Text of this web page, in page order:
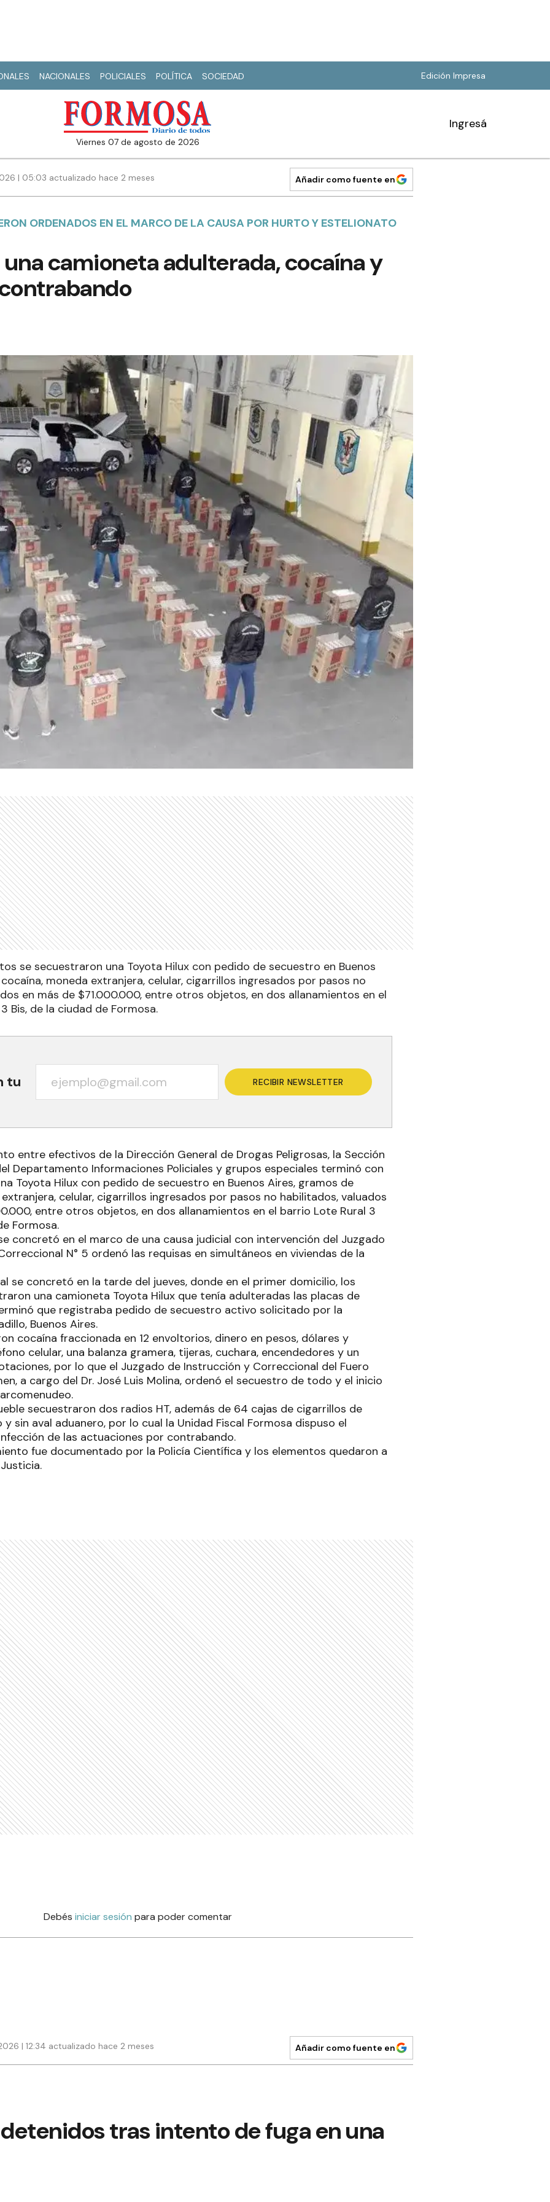
NACIONALES POLICIALES POLÍTICA SOCIEDAD Edición Impresa
viernes 07 de agosto de 2026
Ingresá
| 05:03 actualizado hace 2 meses Añadir como fuente en
ORDENADOS EN EL MARCO DE LA CAUSA POR HURTO Y ESTELIONATO
camioneta adulterada, cocaína y
se secuestraron una Toyota Hilux con pedido de secuestro en Buenos
moneda extranjera, celular, cigarrillos ingresados por pasos no
en más de $71.000.000, entre otros objetos, en dos allanamientos en el
Bis, de la ciudad de Formosa.
tu RECIBIR NEWSLETTER
entre efectivos de la Dirección General de Drogas Peligrosas, la Sección
Departamento Informaciones Policiales y grupos especiales terminó con
Toyota Hilux con pedido de secuestro en Buenos Aires, gramos de
celular, cigarrillos ingresados por pasos no habilitados, valuados
entre otros objetos, en dos allanamientos en el barrio Lote Rural 3
Formosa.
concretó en el marco de una causa judicial con intervención del Juzgado
N° 5 ordenó las requisas en simultáneos en viviendas de la
se concretó en la tarde del jueves, donde en el primer domicilio, los
una camioneta Toyota Hilux que tenía adulteradas las placas de
que registraba pedido de secuestro activo solicitado por la
Buenos Aires.
cocaína fraccionada en 12 envoltorios, dinero en pesos, dólares y
celular, una balanza gramera, tijeras, cuchara, encendedores y un
por lo que el Juzgado de Instrucción y Correccional del Fuero
a cargo del Dr. José Luis Molina, ordenó el secuestro de todo y el inicio
secuestraron dos radios HT, además de 64 cajas de cigarrillos de
sin aval aduanero, por lo cual la Unidad Fiscal Formosa dispuso el
de las actuaciones por contrabando.
fue documentado por la Policía Científica y los elementos quedaron a
Debés iniciar sesión para poder comentar
| 12:34 actualizado hace 2 meses Añadir como fuente en
tras intento de fuga en una